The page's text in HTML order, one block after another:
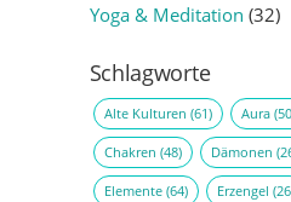
Yoga & Meditation (32)
Schlagworte
Alte Kulturen (61) Aura
Chakren (48) Dämonen
Elemente(64) Erzengel